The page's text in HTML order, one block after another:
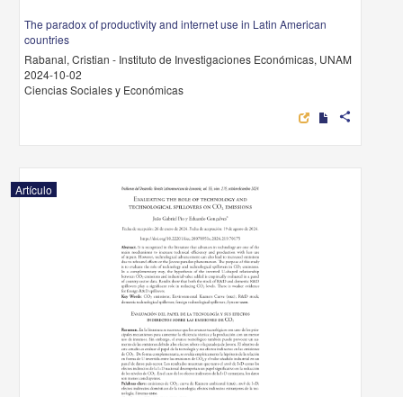
The paradox of productivity and internet use in Latin American
countries
Rabanal, Cristian - Instituto de Investigaciones Económicas, UNAM
2024-10-02
Ciencias Sociales y Económicas
share
Artículo